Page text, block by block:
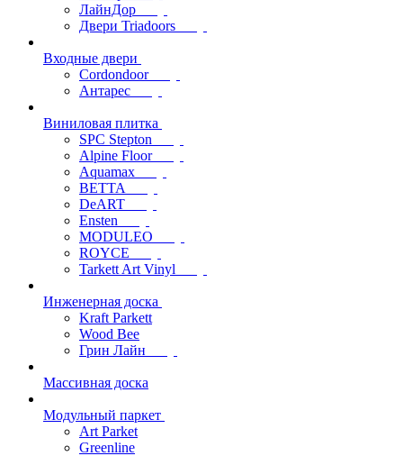
ЛайнДор
Двери Triadoors
Входные двери
Cordondoor
Антарес
Виниловая плитка
SPC Stepton
Alpine Floor
Aquamax
BETTA
DeART
Ensten
MODULEO
ROYCE
Tarkett Art Vinyl
Инженерная доска
Kraft Parkett
Wood Bee
Грин Лайн
Массивная доска
Модульный паркет
Art Parket
Greenline